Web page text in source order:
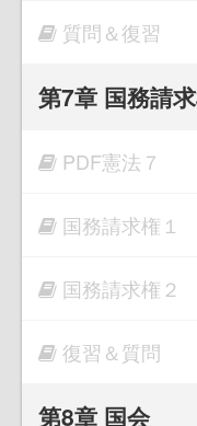
質問＆復習
第7章 国務請
PDF憲法７
国務請求権１
国務請求権２
復習＆質問
第8章 国会